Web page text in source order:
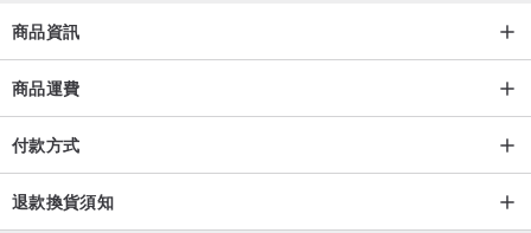
「天上宮闕」便是環繞著那故事的「裝飾之光」。
商品資訊
商品運費
付款方式
退款換貨須知